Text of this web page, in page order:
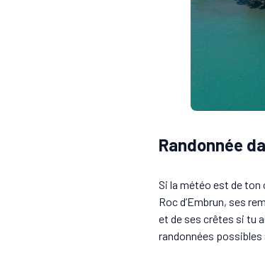
Randonnée
Si la météo est de ton
Roc d’Embrun, ses
et de ses crêtes si tu
randonnées possibles